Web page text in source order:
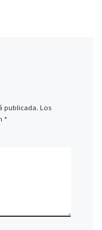
publicada. Los
*